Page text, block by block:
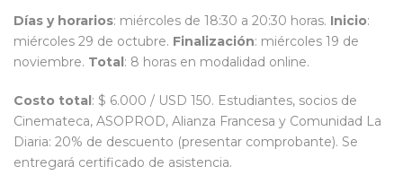
Días y horarios: miércoles de 18:30 a 20:30 horas. Inicio:
miércoles 29 de octubre. Finalización: miércoles 19 de
noviembre. Total: 8 horas en modalidad online.
Costo total: $ 6.000 / USD 150. Estudiantes, socios de
Cinemateca, ASOPROD, Alianza Francesa y Comunidad La
Diaria: 20% de descuento (presentar comprobante). Se
entregará certificado de asistencia.